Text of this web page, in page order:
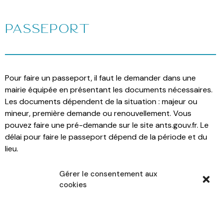
Gérer le consentement aux
cookies
Passeport
Pour faire un passeport, il faut le demander dans une
mairie équipée en présentant les documents nécessaires.
Les documents dépendent de la situation : majeur ou
mineur, première demande ou renouvellement. Vous
pouvez faire une pré-demande sur le site ants.gouv.fr. Le
délai pour faire le passeport dépend de la période et du
lieu.
Cliquez-ici pour en savoir plus